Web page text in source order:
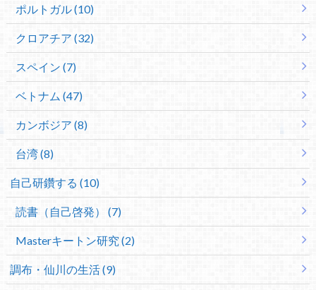
ポルトガル (10)
クロアチア (32)
スペイン (7)
ベトナム (47)
カンボジア (8)
台湾 (8)
自己研鑽する (10)
読書（自己啓発） (7)
Masterキートン研究 (2)
調布・仙川の生活 (9)